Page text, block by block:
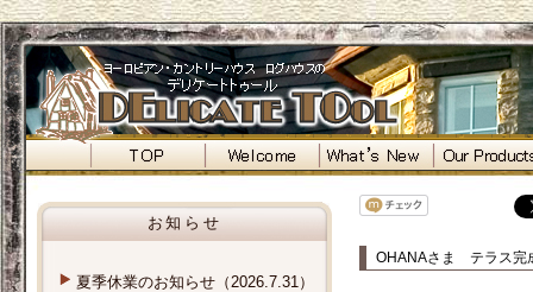
お知らせ
夏季休業のお知らせ（2026.7.31）
OHANAさま テラス完